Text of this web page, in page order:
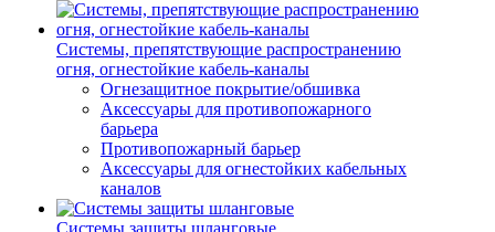
Системы, препятствующие распространению
огня, огнестойкие кабель-каналы
Огнезащитное покрытие/обшивка
Аксессуары для противопожарного
барьера
Противопожарный барьер
Аксессуары для огнестойких кабельных
каналов
Системы защиты шланговые